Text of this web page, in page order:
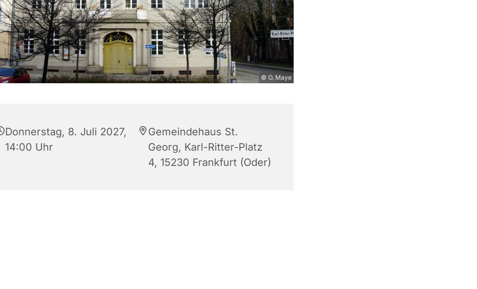
© O. Maye
Donnerstag, 8. Juli 2027,
14:00 Uhr
Gemeindehaus St.
Georg, Karl-Ritter-Platz
4, 15230 Frankfurt (Oder)